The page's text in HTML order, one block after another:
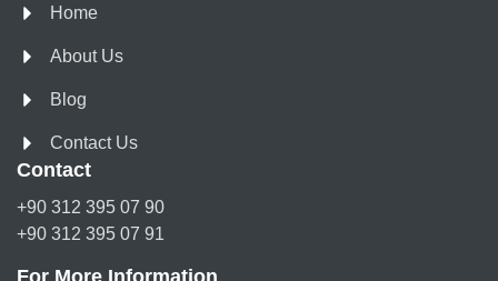
Home
About Us
Blog
Contact Us
Contact
+90 312 395 07 90
+90 312 395 07 91